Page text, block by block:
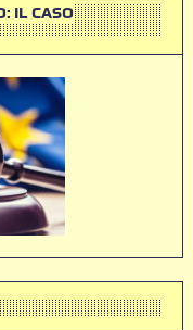
IL CASO